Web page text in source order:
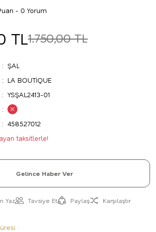
- 0 Yorum
TL1.750,00 TL
ŞAL
LA BOUTİQUE
YSŞAL2413-01
458527012
taksitlerle!
Gelince Haber Ver
Yaz Tavsiye Et Paylaş Karşılaştır
: